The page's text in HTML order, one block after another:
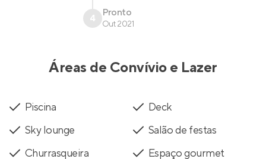
4 Pronto
Out 2021
Áreas de Convívio e Lazer
Piscina
Deck
Sky lounge
Salão de festas
Churrasqueira
Espaço gourmet